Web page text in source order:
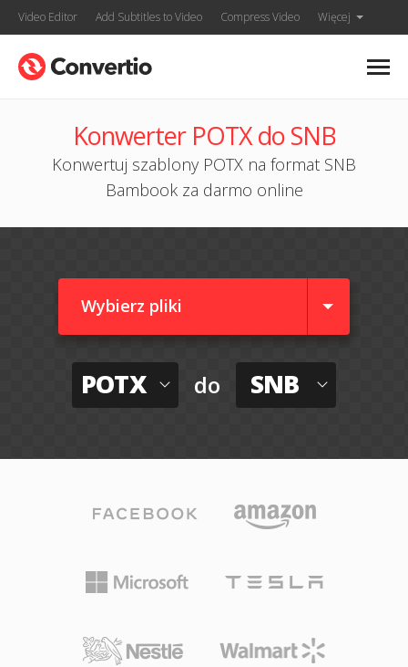
Video Editor Add Subtitles to Video Compress Video Więcej
Konwerter POTX do SNB
Konwertuj szablony POTX na format SNB
Bambook za darmo online
Wybierz pliki
POTX do SNB